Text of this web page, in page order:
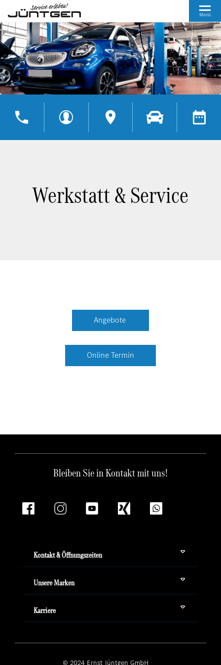
Menü
Werkstatt & Service
Angebote
Online Termin
Bleiben Sie in Kontakt mit uns!
Kontakt & Öffnungszeiten
Unsere Marken
Karriere
© 2024 Ernst Jüntgen GmbH ­